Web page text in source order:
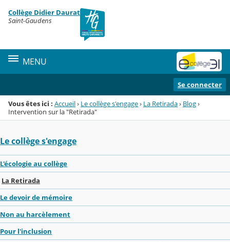
Menu de la rubrique
Contenu
Collège Didier Daurat
Saint-Gaudens
MENU
Se connecter
Vous êtes ici : Accueil› Le collège s'engage› La Retirada› Blog›
Intervention sur la "Retirada"
Le collège s'engage
L'écologie au collège
La Retirada
Le devoir de mémoire
Non au harcèlement
Pour l'inclusion